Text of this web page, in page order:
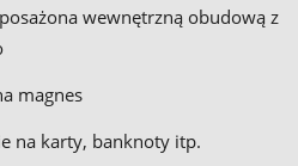
wewnętrzną obudową z
magnes
na karty, banknoty itp.